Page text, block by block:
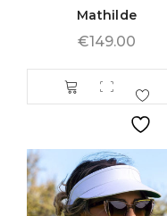
Mathilde
€149.00